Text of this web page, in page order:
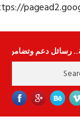
https://
وتضامن للأشقاء